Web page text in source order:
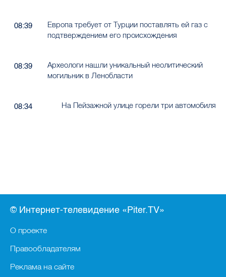
08:39
Европа требует от Турции поставлять ей газ с
подтверждением его происхождения
08:39
Археологи нашли уникальный неолитический
могильник в Ленобласти
08:34 На Пейзажной улице горели три автомобиля
© Интернет-телевидение «Piter.TV»
О проекте
Правообладателям
Реклама на сайте